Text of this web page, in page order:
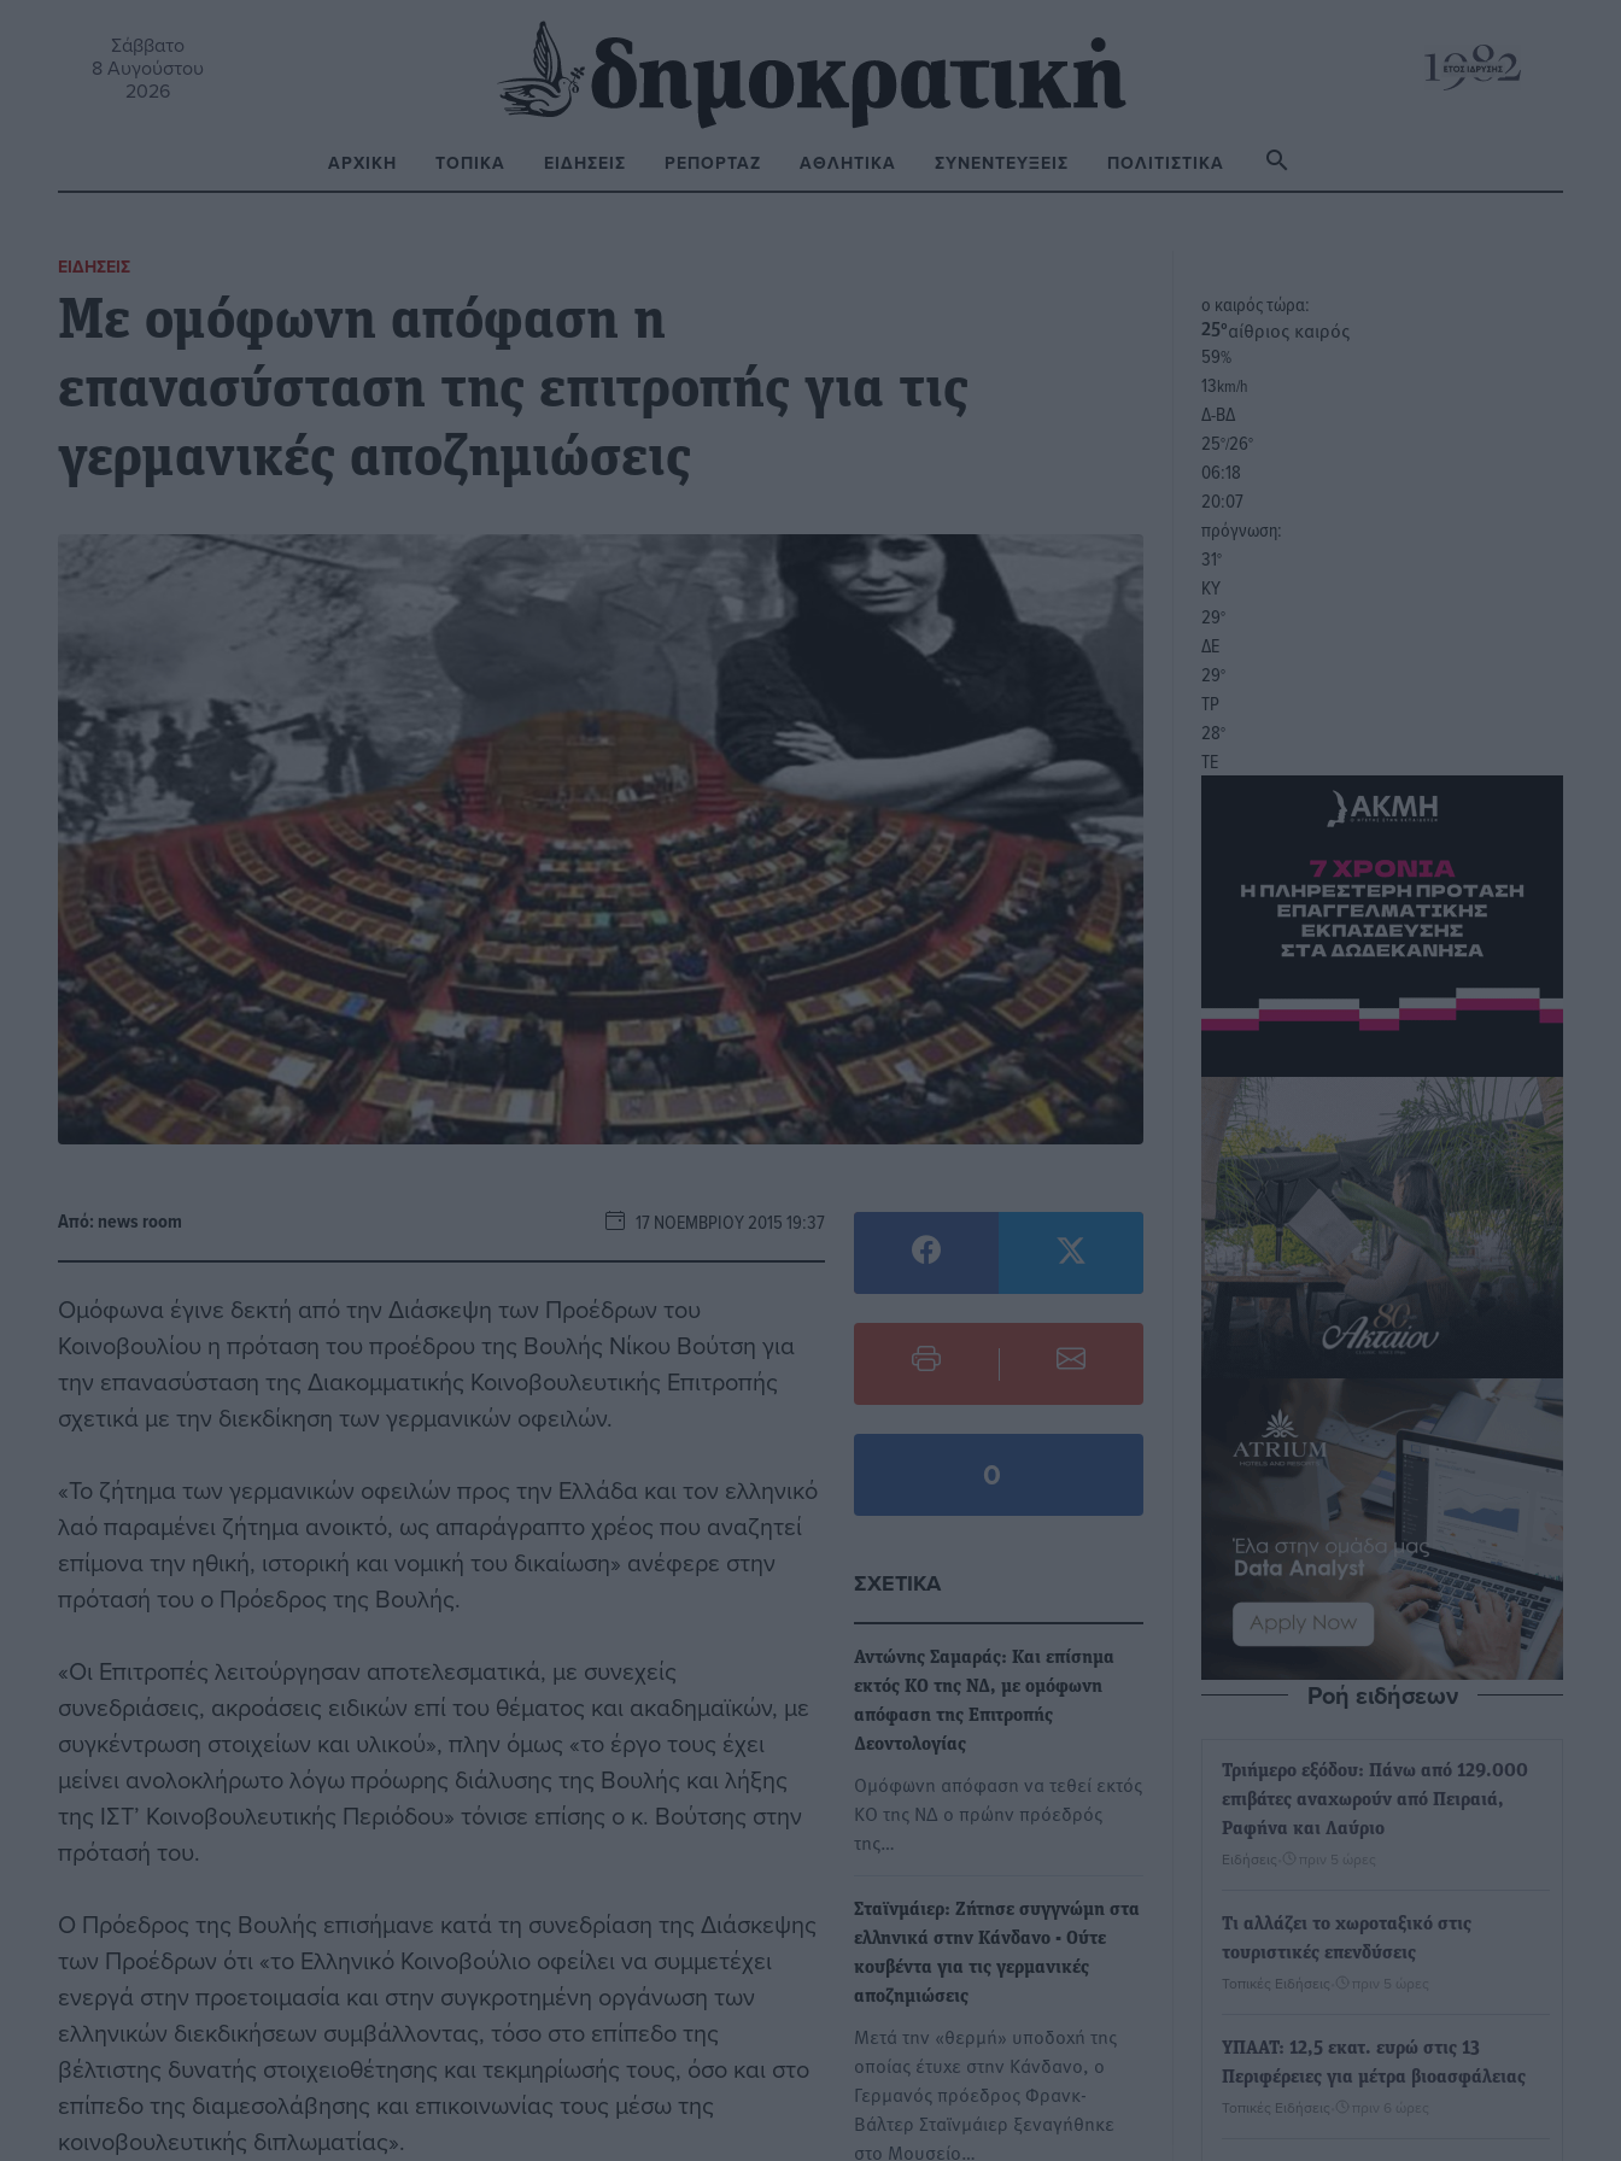
Σάββατο
8 Αυγούστου
2026
ΑΡΧΙΚΉ ΤΟΠΙΚΆ ΕΙΔΉΣΕΙΣ ΡΕΠΟΡΤΆΖ ΑΘΛΗΤΙΚΆ ΣΥΝΕΝΤΕΎΞΕΙΣ ΠΟΛΙΤΙΣΤΙΚΆ
ΕΙΔΉΣΕΙΣ
Με ομόφωνη απόφαση η
επανασύσταση της επιτροπής για τις
γερμανικές αποζημιώσεις
Από: news room 17 ΝΟΕΜΒΡΊΟΥ 2015 19:37
Ομόφωνα έγινε δεκτή από την Διάσκεψη των Προέδρων του
Κοινοβουλίου η πρόταση του προέδρου της Βουλής Νίκου Βούτση για
την επανασύσταση της Διακομματικής Κοινοβουλευτικής Επιτροπής
σχετικά με την διεκδίκηση των γερμανικών οφειλών.
«Το ζήτημα των γερμανικών οφειλών προς την Ελλάδα και τον ελληνικό
λαό παραμένει ζήτημα ανοικτό, ως απαράγραπτο χρέος που αναζητεί
επίμονα την ηθική, ιστορική και νομική του δικαίωση» ανέφερε στην
πρότασή του ο Πρόεδρος της Βουλής.
«Οι Επιτροπές λειτούργησαν αποτελεσματικά, με συνεχείς
συνεδριάσεις, ακροάσεις ειδικών επί του θέματος και ακαδημαϊκών, με
συγκέντρωση στοιχείων και υλικού», πλην όμως «το έργο τους έχει
μείνει ανολοκλήρωτο λόγω πρόωρης διάλυσης της Βουλής και λήξης
της ΙΣΤ’ Κοινοβουλευτικής Περιόδου» τόνισε επίσης ο κ. Βούτσης στην
πρότασή του.
Ο Πρόεδρος της Βουλής επισήμανε κατά τη συνεδρίαση της Διάσκεψης
των Προέδρων ότι «το Ελληνικό Κοινοβούλιο οφείλει να συμμετέχει
ενεργά στην προετοιμασία και στην συγκροτημένη οργάνωση των
ελληνικών διεκδικήσεων συμβάλλοντας, τόσο στο επίπεδο της
βέλτιστης δυνατής στοιχειοθέτησης και τεκμηρίωσής τους, όσο και στο
επίπεδο της διαμεσολάβησης και επικοινωνίας τους μέσω της
κοινοβουλευτικής διπλωματίας».
0
ΣΧΕΤΙΚΆ
Αντώνης Σαμαράς: Και επίσημα
εκτός ΚΟ της ΝΔ, με ομόφωνη
απόφαση της Επιτροπής
Δεοντολογίας
Oμόφωνη απόφαση να τεθεί εκτός
ΚΟ της ΝΔ ο πρώην πρόεδρός
της…
Σταϊνμάιερ: Ζήτησε συγγνώμη στα
ελληνικά στην Κάνδανο - Ούτε
κουβέντα για τις γερμανικές
αποζημιώσεις
Μετά την «θερμή» υποδοχή της
οποίας έτυχε στην Κάνδανο, ο
Γερμανός πρόεδρος Φρανκ-
Βάλτερ Σταϊνμάιερ ξεναγήθηκε
στο Μουσείο…
o καιρός τώρα:
25°αίθριος καιρός
59%
13km/h
Δ-ΒΔ
25°/26°
06:18
20:07
πρόγνωση:
31°
ΚΥ
29°
ΔΕ
29°
ΤΡ
28°
ΤΕ
Ροή ειδήσεων
Τριήμερο εξόδου: Πάνω από 129.000
επιβάτες αναχωρούν από Πειραιά,
Ραφήνα και Λαύριο
Ειδήσεις πριν 5 ώρες
Τι αλλάζει το χωροταξικό στις
τουριστικές επενδύσεις
Τοπικές Ειδήσεις πριν 5 ώρες
ΥΠΑΑΤ: 12,5 εκατ. ευρώ στις 13
Περιφέρειες για μέτρα βιοασφάλειας
Τοπικές Ειδήσεις πριν 6 ώρες